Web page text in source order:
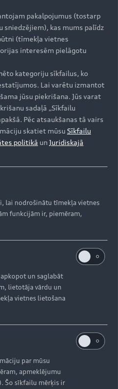
163 ZS,
cenā 36 800
kontroles
pakalpojumus (tostarp
sniedzējiem), kas mums palīdz
(tīmekļa vietnes
interesēm pielāgotu
kategoriju sīkfailus, ko
Lai varētu izmantot
jūsu piekrišana. Jūs varat
sadaļā „Sīkfailu
Pēc atsaukšanas tā vairs
skatiet mūsu Sīkfailu
politikā unJuridiskajā
lai nodrošinātu tīmekļa vietnes
funkcijām ir, piemēram,
un saglabāt
lietotāja vārdu un
vietnes lietošana
par mūsu
apmeklējumu
Šo sīkfailu mērķis ir